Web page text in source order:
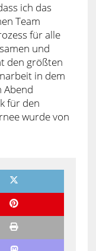
ich das
Team
für alle
und
den größten
in dem
Abend
für den
wurde von